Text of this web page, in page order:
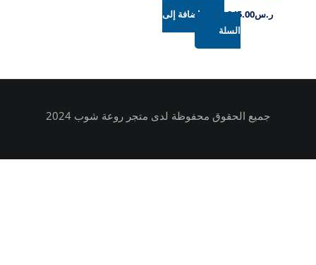
ر.س245.00
إضافة إلى
السلة
جميع الحقوق محفوظة لدى متجر روعة شوب 2024